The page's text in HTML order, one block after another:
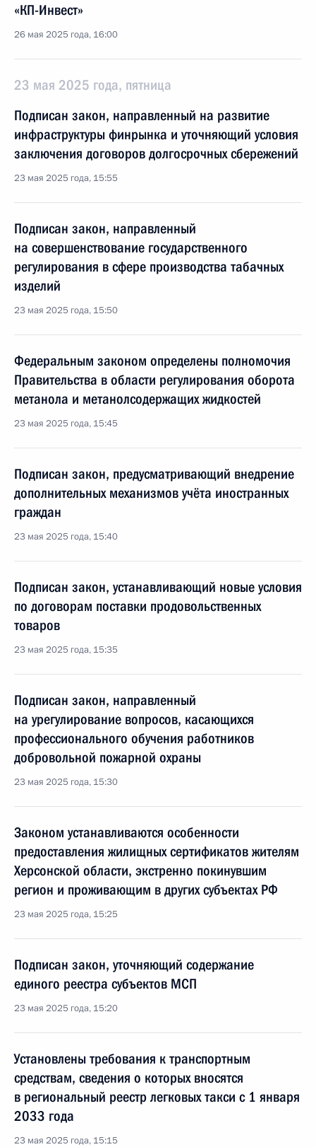
«КП-Инвест»
26 мая 2025 года, 16:00
23 мая 2025 года, пятница
Подписан закон, направленный на развитие
инфраструктуры финрынка и уточняющий условия
заключения договоров долгосрочных сбережений
23 мая 2025 года, 15:55
Подписан закон, направленный
на совершенствование государственного
регулирования в сфере производства табачных
изделий
23 мая 2025 года, 15:50
Федеральным законом определены полномочия
Правительства в области регулирования оборота
метанола и метанолсодержащих жидкостей
23 мая 2025 года, 15:45
Подписан закон, предусматривающий внедрение
дополнительных механизмов учёта иностранных
граждан
23 мая 2025 года, 15:40
Подписан закон, устанавливающий новые условия
по договорам поставки продовольственных
товаров
23 мая 2025 года, 15:35
Подписан закон, направленный
на урегулирование вопросов, касающихся
профессионального обучения работников
добровольной пожарной охраны
23 мая 2025 года, 15:30
Законом устанавливаются особенности
предоставления жилищных сертификатов жителям
Херсонской области, экстренно покинувшим
регион и проживающим в других субъектах РФ
23 мая 2025 года, 15:25
Подписан закон, уточняющий содержание
единого реестра субъектов МСП
23 мая 2025 года, 15:20
Установлены требования к транспортным
средствам, сведения о которых вносятся
в региональный реестр легковых такси с 1 января
2033 года
23 мая 2025 года, 15:15